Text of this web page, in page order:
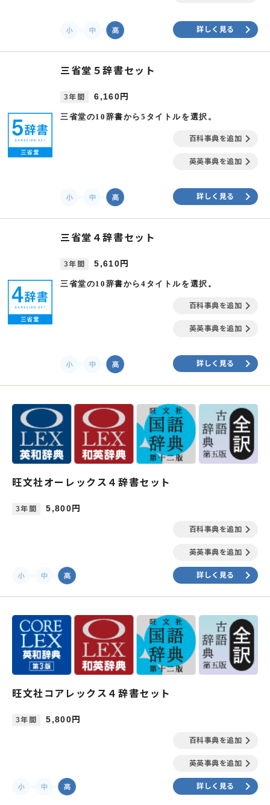
詳しく見る keyboard_arrow_right
三省堂５辞書セット
3年間 6,160円
三省堂の10辞書から5タイトルを選択。
百科事典を追加keyboard_arrow_right
英英事典を追加keyboard_arrow_right
詳しく見る keyboard_arrow_right
三省堂４辞書セット
3年間 5,610円
三省堂の10辞書から4タイトルを選択。
百科事典を追加keyboard_arrow_right
英英事典を追加keyboard_arrow_right
詳しく見る keyboard_arrow_right
旺文社オーレックス４辞書セット
3年間 5,800円
百科事典を追加keyboard_arrow_right
英英事典を追加keyboard_arrow_right
詳しく見る keyboard_arrow_right
旺文社コアレックス４辞書セット
3年間 5,800円
百科事典を追加keyboard_arrow_right
英英事典を追加keyboard_arrow_right
詳しく見る keyboard_arrow_right